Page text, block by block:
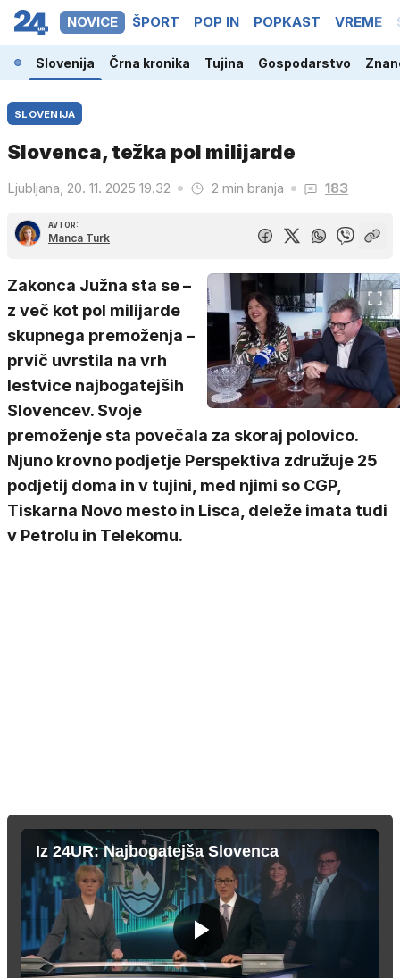
NOVICE ŠPORT POP IN POPKAST VREME
Slovenija Črna kronika Tujina Gospodarstvo
SLOVENIJA
Slovenca, težka pol milijarde
Ljubljana, 20. 11. 2025 19.32 2 min branja 183
AVTOR:
Manca Turk
Zakonca Južna sta se –
z več kot pol milijarde
skupnega premoženja –
prvič uvrstila na vrh
lestvice najbogatejših
Slovencev. Svoje
premoženje sta povečala za skoraj polovico.
Njuno krovno podjetje Perspektiva združuje 25
podjetij doma in v tujini, med njimi so CGP,
Tiskarna Novo mesto in Lisca, deleže imata tudi
v Petrolu in Telekomu.
Iz 24UR: Najbogatejša Slovenca